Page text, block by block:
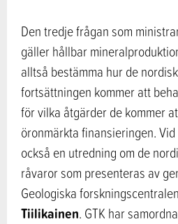
Den tredje frågan som
gäller hållbar
alltså bestämma hur de
fortsättningen kommer att
för vilka åtgärder de kommer
öronmärkta finansieringen.
också en utredning om de
råvaror som presenteras av
Geologiska
Tiilikainen. GTK har